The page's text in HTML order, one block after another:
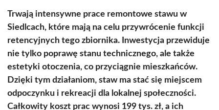
Trwają intensywne prace remontowe stawu w
Siedlcach, które mają na celu przywrócenie funkcji
retencyjnych tego zbiornika. Inwestycja przewiduje
nie tylko poprawę stanu technicznego, ale także
estetyki otoczenia, co przyciągnie mieszkańców.
Dzięki tym działaniom, staw ma stać się miejscem
odpoczynku i rekreacji dla lokalnej społeczności.
Całkowity koszt prac wynosi 199 tys. zł, a ich